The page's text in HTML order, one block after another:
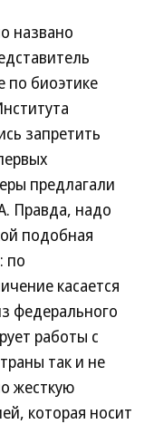
названо
по биоэтике
запретить
предлагали
Правда, надо
подобная
по
касается
федерального
работы с
так и не
жесткую
которая носит